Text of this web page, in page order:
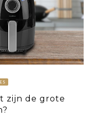
zijn de grote